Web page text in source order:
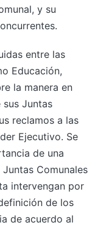
y su
entre las
Educación,
la manera en
Juntas
reclamos a las
Ejecutivo. Se
de una
Comunales
intervengan por
de los
de acuerdo al